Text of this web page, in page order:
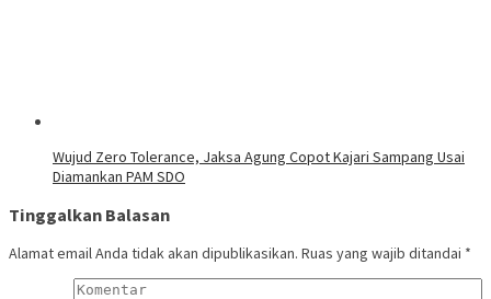
Wujud Zero Tolerance, Jaksa Agung Copot Kajari Sampang Usai
Diamankan PAM SDO
Tinggalkan Balasan
Alamat email Anda tidak akan dipublikasikan. Ruas yang wajib ditandai *